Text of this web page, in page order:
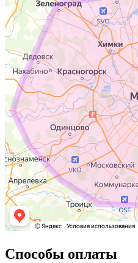
Способы оплаты